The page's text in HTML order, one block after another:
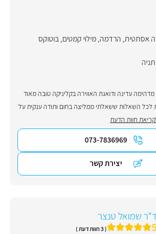
אסתטית, הרדמה,מילוי קמטים,בוטוקס
עדינה ודואגת האווירה בקליניקה טובה מאוד
לכל השאלות ששאלתי ממליצה בחום ותודה ענקית על
חוות הדעת
073-7836969
יצירת קשר
ד"ר שמואל טנצר
5 ( 3 חוות דעת )